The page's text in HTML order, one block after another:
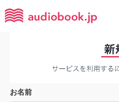
お名前